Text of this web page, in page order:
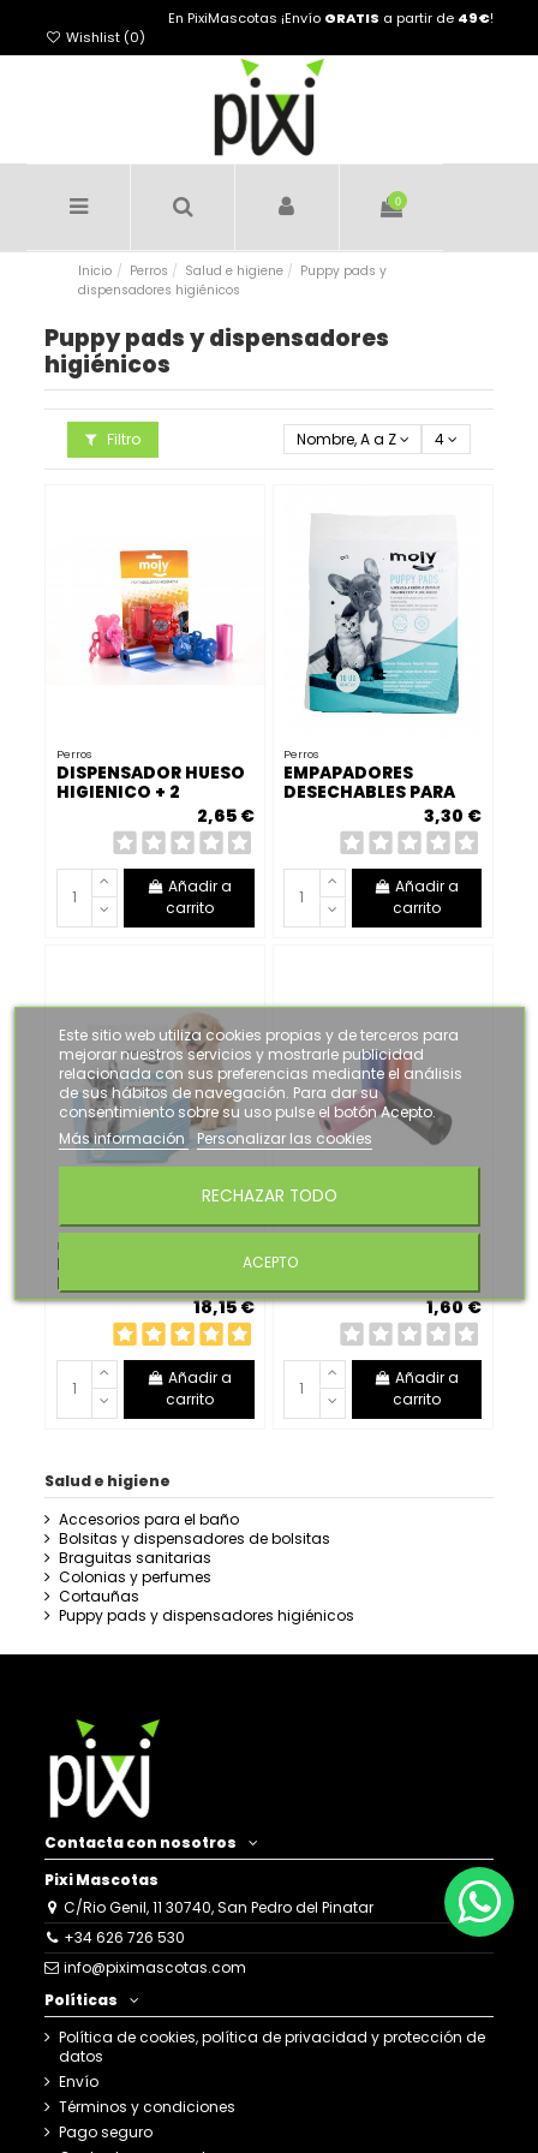
En PixiMascotas ¡Envío GRATIS a partir de 49€!
Wishlist (0)
0
Inicio Perros Salud e higiene
Puppy pads y
dispensadores higiénicos
Puppy pads y dispensadores
higiénicos
Filtro Nombre, A a Z 4
Perros
DISPENSADOR HUESO
HIGIENICO + 2
2,65 €
Añadir a
carrito
Perros
EMPAPADORES
DESECHABLES PARA
PERROS MOLY PUPPY
3,30 €
Añadir a
carrito
Perros
PUPPY PADS
EMPAPADORES
DESECHABLES 30
UNIDADES 90X60 CM
18,15 €
Añadir a
carrito
RECAMBIO BOLSITAS
20
1,60 €
Añadir a
carrito
Salud e higiene
Accesorios para el baño
Bolsitas y dispensadores de bolsitas
Braguitas sanitarias
Colonias y perfumes
Cortauñas
Puppy pads y dispensadores higiénicos
Contacta con nosotros
Pixi Mascotas
C/Rio Genil, 11 30740, San Pedro del Pinatar
+34 626 726 530
info@piximascotas.com
Políticas
Política de cookies, política de privacidad y protección de
datos
Envío
Términos y condiciones
Pago seguro
Este sitio web utiliza cookies propias y de terceros para
mejorar nuestros servicios y mostrarle publicidad
relacionada con sus preferencias mediante el análisis
de sus hábitos de navegación. Para dar su
consentimiento sobre su uso pulse el botón Acepto.
Más información
Personalizar las cookies
RECHAZAR TODO
ACEPTO